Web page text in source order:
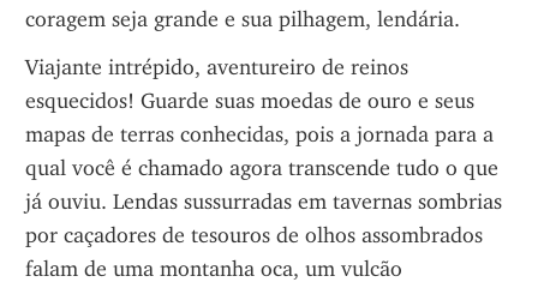
coragem seja grande e sua pilhagem, lendária.
Viajante intrépido, aventureiro de reinos
esquecidos! Guarde suas moedas de ouro e seus
mapas de terras conhecidas, pois a jornada para a
qual você é chamado agora transcende tudo o que
já ouviu. Lendas sussurradas em tavernas sombrias
por caçadores de tesouros de olhos assombrados
falam de uma montanha oca, um vulcão